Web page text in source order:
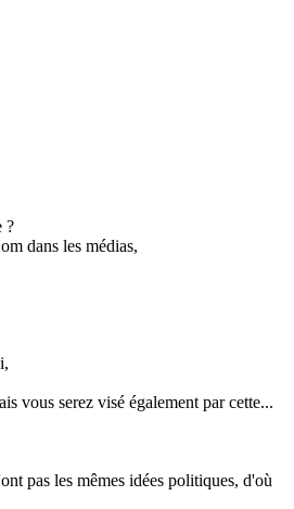
?
dans les médias,
vous serez visé également par cette...
pas les mêmes idées politiques, d'où